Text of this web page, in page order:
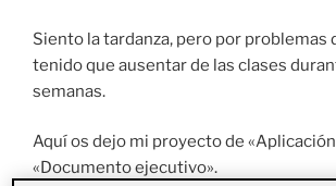
Siento la tardanza, pero por problemas
tenido que ausentar de las clases
semanas.
Aquí os dejo mi proyecto de
«Documento ejecutivo».